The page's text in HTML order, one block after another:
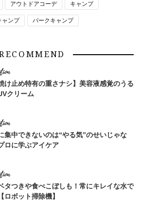
アウトドアコーデ キャンプ
ャンプ パークキャンプ
け止め特有の重さナシ】美容液感覚のうる
クリーム
集中できないのは“やる気”のせいじゃな
ロに学ぶアイケア
タつきや食べこぼしも！常にキレイな水で
ロボット掃除機】